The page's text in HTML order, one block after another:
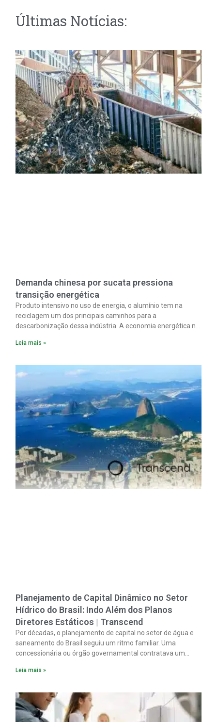
Últimas Notícias:
Demanda chinesa por sucata pressiona
transição energética
Produto intensivo no uso de energia, o alumínio tem na
reciclagem um dos principais caminhos para a
descarbonização dessa indústria. A economia energética na
material. A produção de um alumínio mais limpo, no entanto,
insumo, a sucata, devido, sobretudo, ao interesse chinês
pela matéria-prima.
Leia mais »
Planejamento de Capital Dinâmico no Setor
Hídrico do Brasil: Indo Além dos Planos
Diretores Estáticos | Transcend
Por décadas, o planejamento de capital no setor de água e
saneamento do Brasil seguiu um ritmo familiar. Uma
concessionária ou órgão governamental contratava um
Leia mais »